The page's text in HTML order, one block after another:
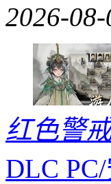
2026-
红色警
DLC